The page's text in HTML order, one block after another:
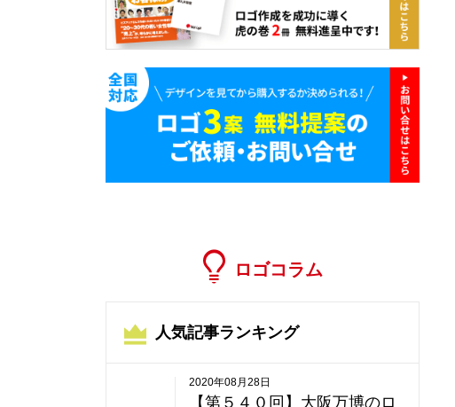
ロゴコラム
人気記事ランキング
2020年08月28日
【第５４０回】大阪万博のロ